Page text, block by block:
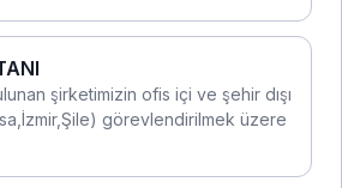
şirketimizin ofis içi ve şehir dışı
görevlendirilmek üzere